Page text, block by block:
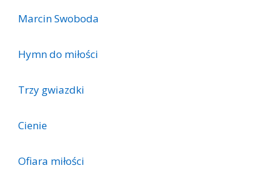
Marcin Swoboda
Hymn do miłości
Trzy gwiazdki
Cienie
Ofiara miłości